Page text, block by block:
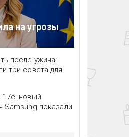
на угрозы
после ужина:
три совета для
17e: новый
Samsung показали